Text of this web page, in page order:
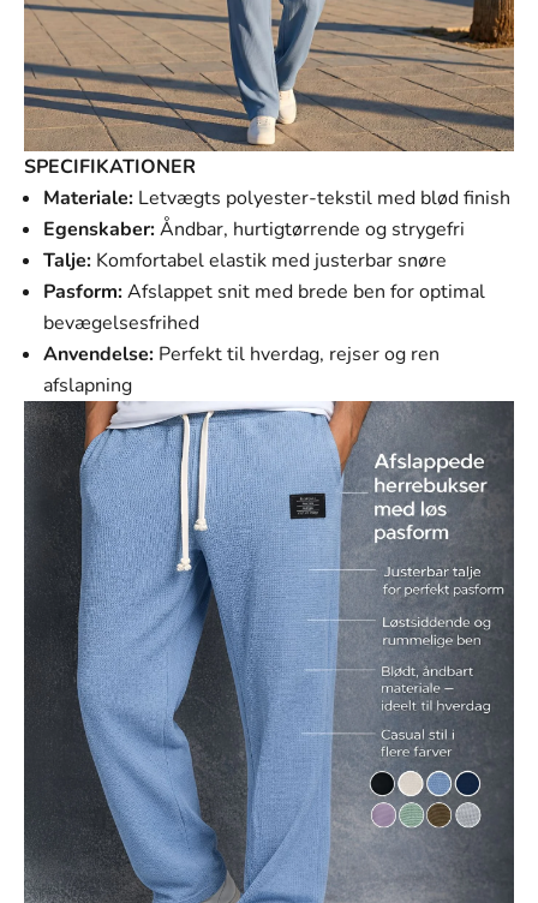
SPECIFIKATIONER
Materiale: Letvægts polyester-tekstil med blød finish
Egenskaber:Åndbar, hurtigtørrende og strygefri
Talje: Komfortabel elastik med justerbar snøre
Pasform:Afslappet snit med brede ben for optimal
bevægelsesfrihed
Anvendelse: Perfekt til hverdag, rejser og ren
afslapning